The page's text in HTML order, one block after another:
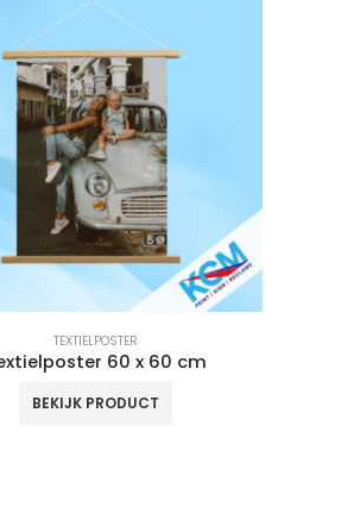
TEXTIELPOSTER
60 x 60 cm
BEKIJK PRODUCT